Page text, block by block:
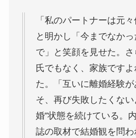
「私のパートナーは元々
と明かし「今までなか
で」と笑顔を見せた。
氏でもなく、家族です
た。「互いに離婚経験が
そ、再び失敗したくない
婚”状態を続けている。
誌の取材で結婚観を問